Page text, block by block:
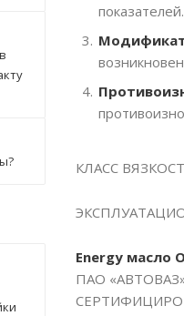
КЛАСС
Energy масло
ПАО